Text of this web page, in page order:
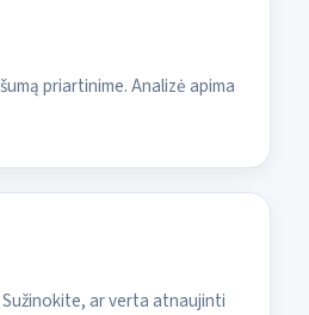
priartinime. Analizė apima
ar verta atnaujinti